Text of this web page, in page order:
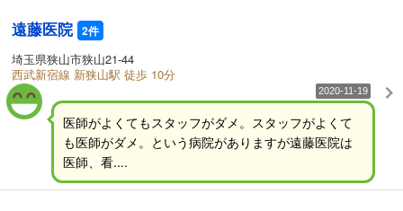
遠藤医院 2件
埼玉県狭山市狭山21-44
西武新宿線 新狭山駅 徒歩 10分
2020-11-19
医師がよくてもスタッフがダメ。スタッフがよくて
も医師がダメ。という病院がありますが遠藤医院は
医師、看....